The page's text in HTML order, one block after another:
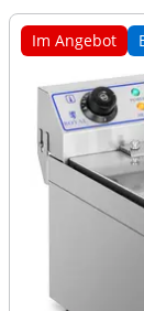
Im Angebot